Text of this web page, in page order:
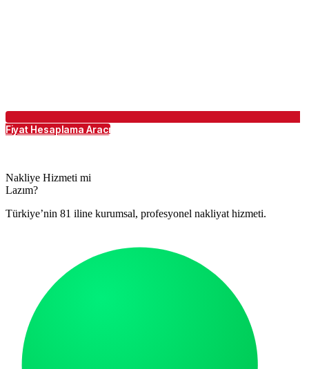
Fiyat Hesaplama Aracı
Nakliye Hizmeti mi
Lazım?
Türkiye’nin 81 iline kurumsal, profesyonel nakliyat hizmeti.